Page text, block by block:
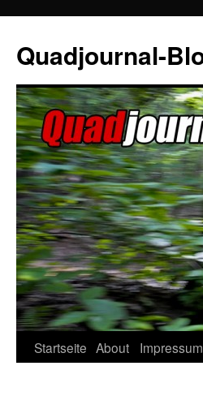
Quadjournal-
Startseite About Impressum